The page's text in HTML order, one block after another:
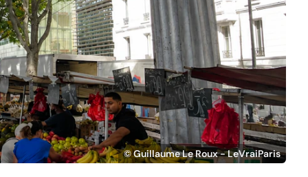
© Guillaume Le Roux - LeVraiParis